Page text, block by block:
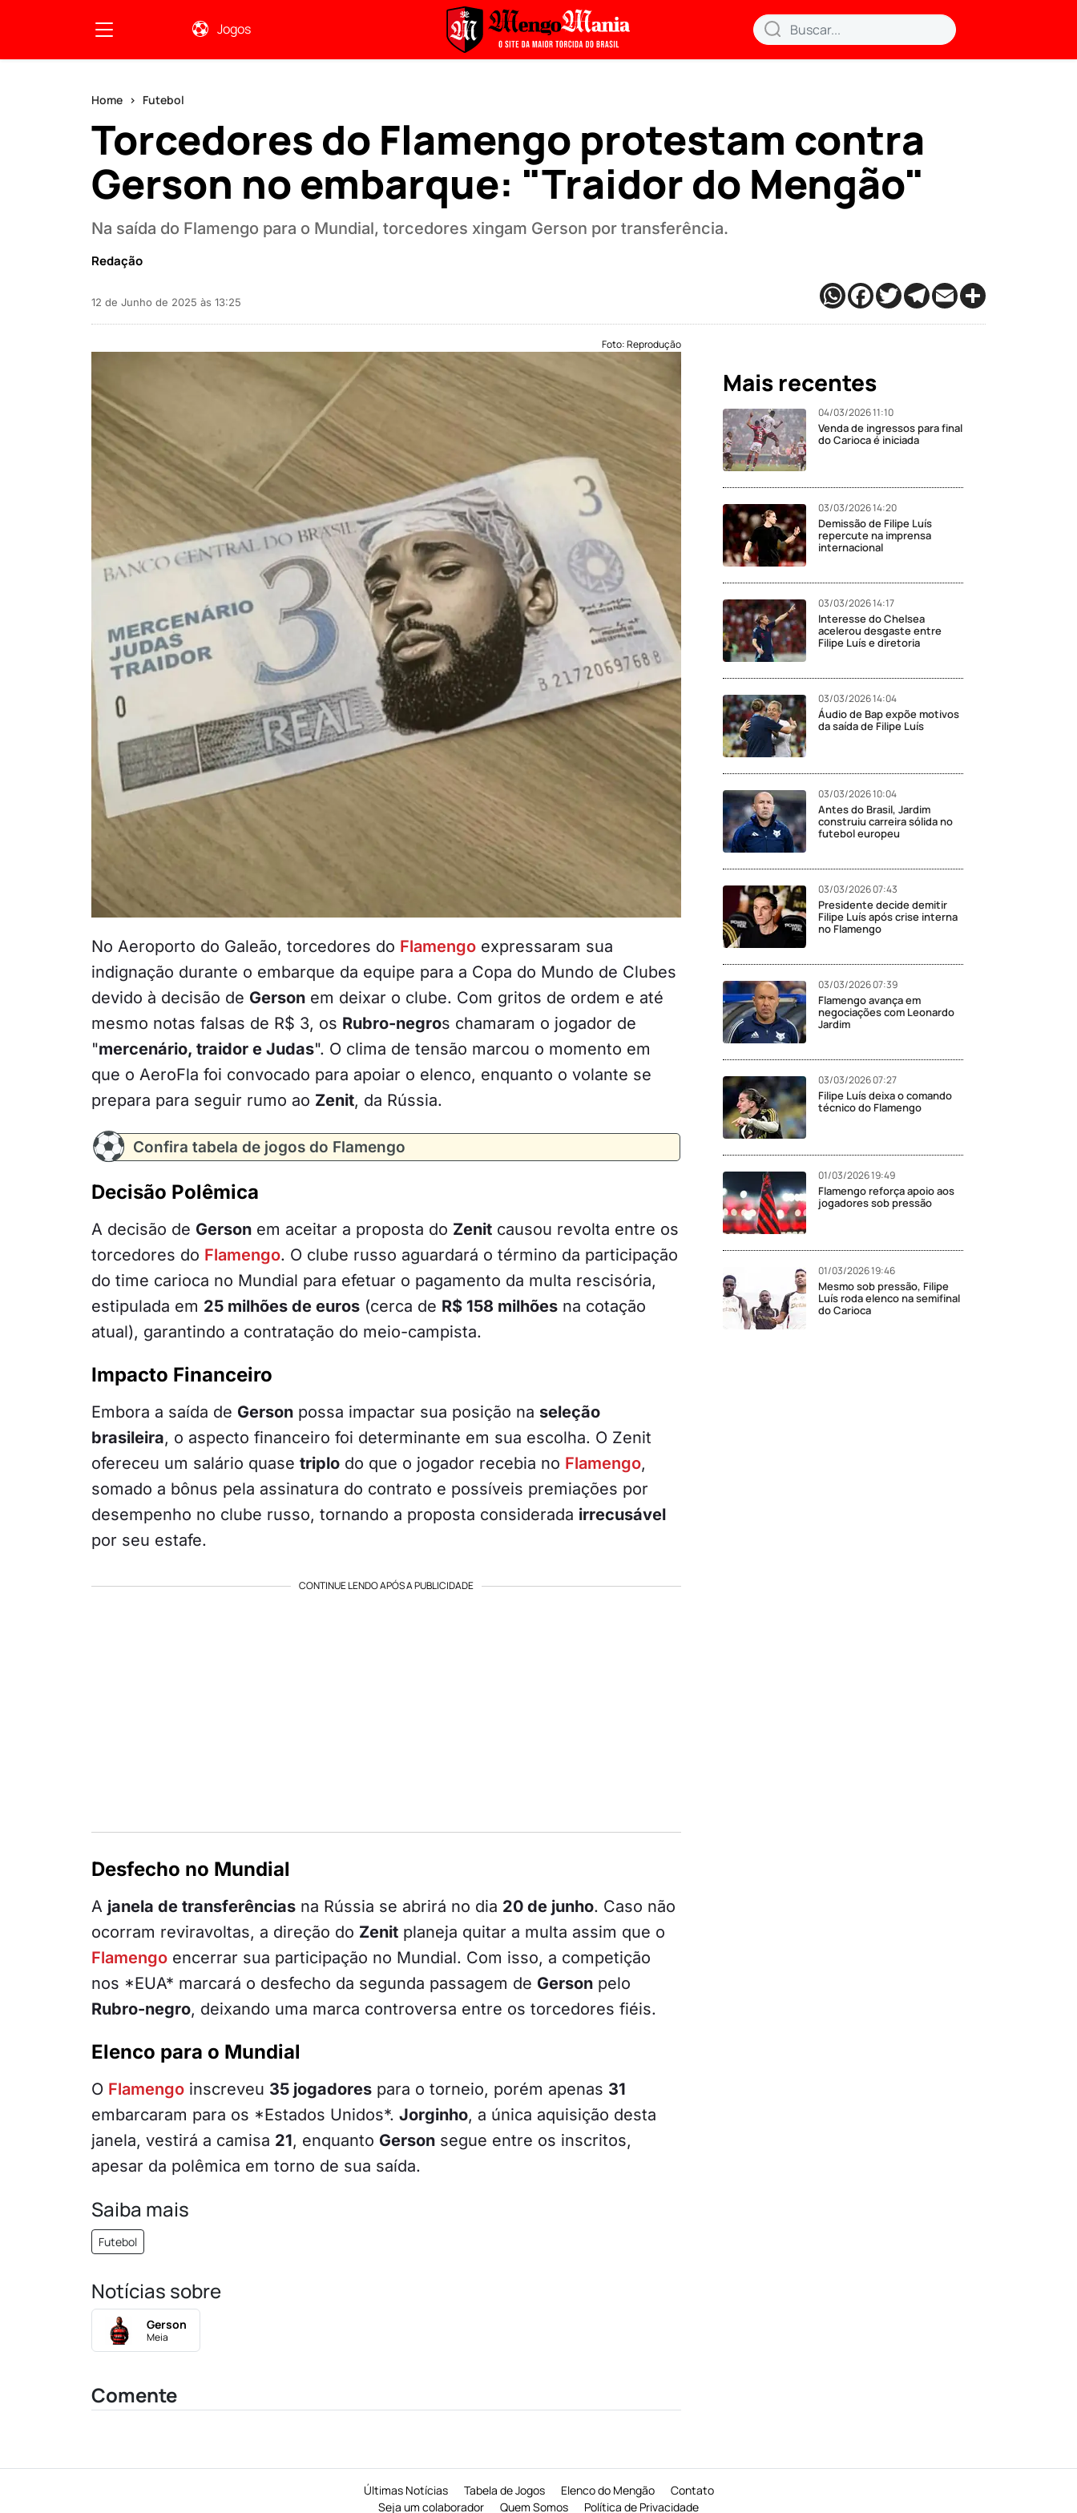
Jogos
Home Futebol
Torcedores do Flamengo protestam contra
Gerson no embarque: "Traidor do Mengão"
Na saída do Flamengo para o Mundial, torcedores xingam Gerson por transferência.
Redação
12 de Junho de 2025 às 13:25
Foto: Reprodução
No Aeroporto do Galeão, torcedores do Flamengo expressaram sua
indignação durante o embarque da equipe para a Copa do Mundo de Clubes
devido à decisão de Gerson em deixar o clube. Com gritos de ordem e até
mesmo notas falsas de R$ 3, os Rubro-negros chamaram o jogador de
"mercenário, traidor e Judas". O clima de tensão marcou o momento em
que o AeroFla foi convocado para apoiar o elenco, enquanto o volante se
prepara para seguir rumo ao Zenit, da Rússia.
Confira tabela de jogos do Flamengo
Decisão Polêmica
A decisão de Gerson em aceitar a proposta do Zenit causou revolta entre os
torcedores do Flamengo. O clube russo aguardará o término da participação
do time carioca no Mundial para efetuar o pagamento da multa rescisória,
estipulada em 25 milhões de euros (cerca de R$ 158 milhões na cotação
atual), garantindo a contratação do meio-campista.
Impacto Financeiro
Embora a saída de Gerson possa impactar sua posição na seleção
brasileira, o aspecto financeiro foi determinante em sua escolha. O Zenit
ofereceu um salário quase triplo do que o jogador recebia no Flamengo,
somado a bônus pela assinatura do contrato e possíveis premiações por
desempenho no clube russo, tornando a proposta considerada irrecusável
por seu estafe.
CONTINUE LENDO APÓS A PUBLICIDADE
Desfecho no Mundial
A janela de transferências na Rússia se abrirá no dia 20 de junho. Caso não
ocorram reviravoltas, a direção do Zenit planeja quitar a multa assim que o
Flamengo encerrar sua participação no Mundial. Com isso, a competição
nos *EUA* marcará o desfecho da segunda passagem de Gerson pelo
Rubro-negro, deixando uma marca controversa entre os torcedores fiéis.
Elenco para o Mundial
O Flamengo inscreveu 35 jogadores para o torneio, porém apenas 31
embarcaram para os *Estados Unidos*. Jorginho, a única aquisição desta
janela, vestirá a camisa 21, enquanto Gerson segue entre os inscritos,
apesar da polêmica em torno de sua saída.
Saiba mais
Futebol
Notícias sobre
Gerson
Meia
Comente
Mais recentes
04/03/2026 11:10
Venda de ingressos para final
do Carioca é iniciada
03/03/2026 14:20
Demissão de Filipe Luís
repercute na imprensa
internacional
03/03/2026 14:17
Interesse do Chelsea
acelerou desgaste entre
Filipe Luís e diretoria
03/03/2026 14:04
Áudio de Bap expõe motivos
da saída de Filipe Luís
03/03/2026 10:04
Antes do Brasil, Jardim
construiu carreira sólida no
futebol europeu
03/03/2026 07:43
Presidente decide demitir
Filipe Luís após crise interna
no Flamengo
03/03/2026 07:39
Flamengo avança em
negociações com Leonardo
Jardim
03/03/2026 07:27
Filipe Luís deixa o comando
técnico do Flamengo
01/03/2026 19:49
Flamengo reforça apoio aos
jogadores sob pressão
01/03/2026 19:46
Mesmo sob pressão, Filipe
Luís roda elenco na semifinal
do Carioca
Últimas Notícias Tabela de Jogos Elenco do Mengão
Contato
Seja um colaborador
Quem Somos Política de Privacidade